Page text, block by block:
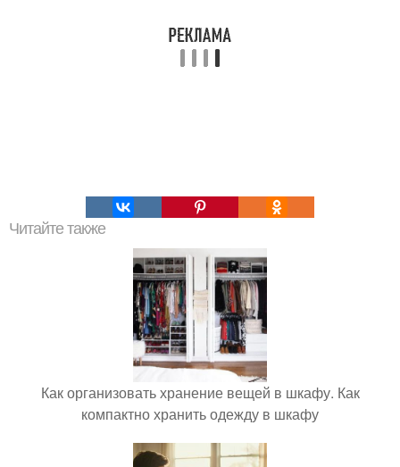
Читайте также
Как организовать хранение вещей в шкафу. Как
компактно хранить одежду в шкафу